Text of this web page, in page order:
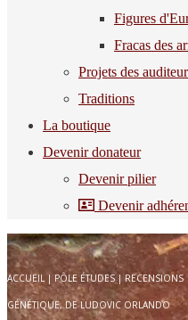
Figures
Fracas des
Projets des
Traditions
La boutique
Devenir donateur
Devenir pilier
Devenir
ACCUEIL | PÔLE ÉTUDES| RECENSIONS
GÉNÉTIQUE, DE LUDOVIC ORLANDO